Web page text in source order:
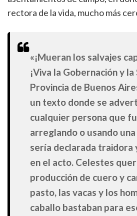
rectora de la vida, mucho más
«¡Mueran los salvajes
¡Viva la Gobernación y la
Provincia de Buenos
un texto donde se
cualquier persona que
arreglando o usando
sería declarada traidora
en el acto. Celestes
producción de cuero y
pasto, las vacas y los
caballo bastaban para